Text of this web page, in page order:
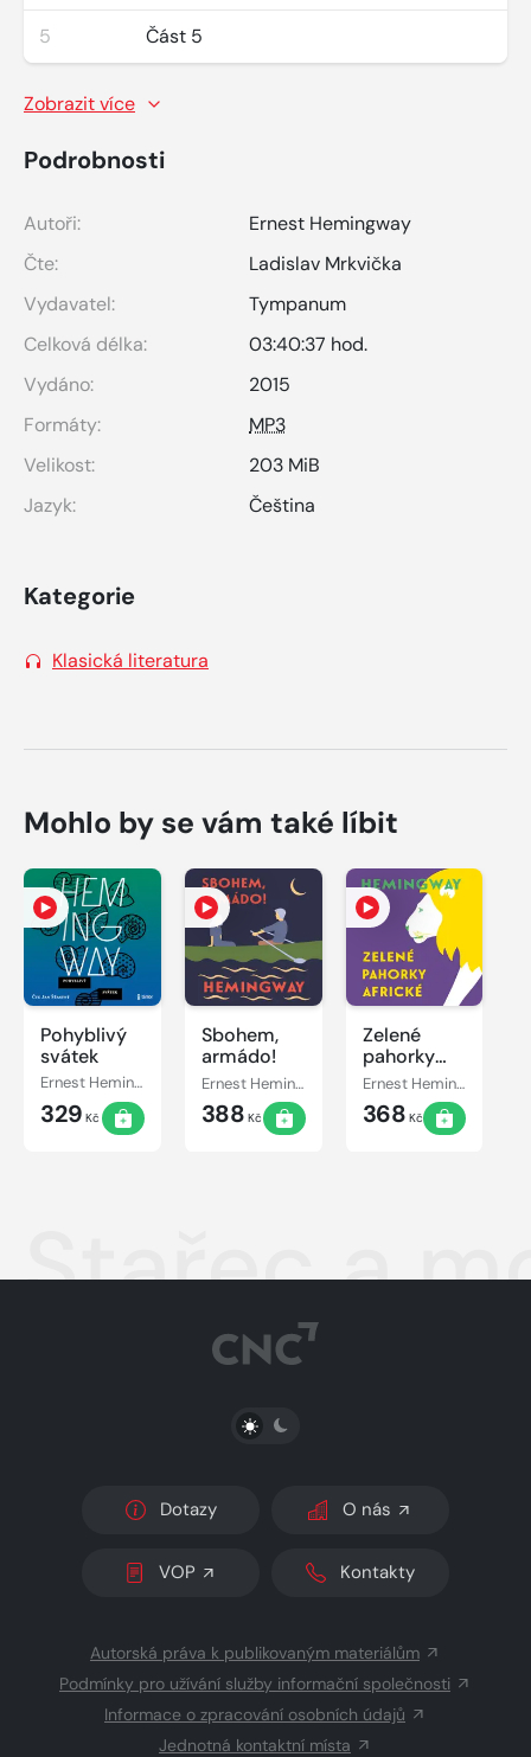
5 Část 5
Zobrazit více
Podrobnosti
Autoři:
Ernest Hemingway
Čte:
Ladislav Mrkvička
Vydavatel:
Tympanum
Celková délka:
03:40:37 hod.
Vydáno:
2015
Formáty:
MP3
Velikost:
203 MiB
Jazyk:
Čeština
Kategorie
Klasická literatura
Mohlo by se vám také líbit
Pohyblivý
svátek
Ernest Hemingway
329 Kč
Sbohem,
armádo!
Ernest Hemingway
388 Kč
Zelené
pahorky
africké
Ernest Hemingway
368 Kč
Stařec a
PŘEPNOUT SVĚTLÝ/TMAVÝ REŽIM
Dotazy O nás
VOP Kontakty
Autorská práva k publikovaným materiálům
Podmínky pro užívání služby informační společnosti
Informace o zpracování osobních údajů
Jednotná kontaktní místa